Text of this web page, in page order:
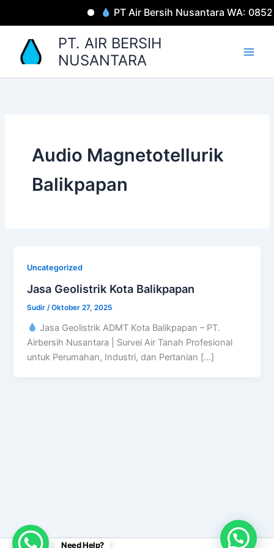
PT Air Bersih Nusantara WA:
PT. AIR BERSIH
NUSANTARA
Audio Magnetotellurik
Balikpapan
Uncategorized
Jasa Geolistrik Kota Balikpapan
Sudir /Oktober 27, 2025
Jasa Geolistrik ADMT Kota Balikpapan – PT.
Airbersih Nusantara | Survei Air Tanah Profesional
untuk Perumahan, Industri, dan Pertanian […]
Need Help?